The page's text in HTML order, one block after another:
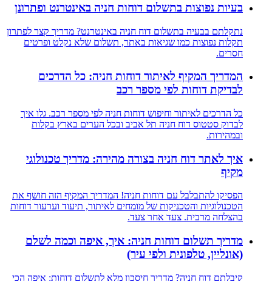
בעיות נפוצות בתשלום דוחות חניה באינטרנט ופתרונן
נתקלתם בבעיה בתשלום דוח חניה באינטרנט? מדריך קצר לפתרון
תקלות נפוצות כמו שגיאות באתר, תשלום שלא נקלט ופרטים
חסרים.
המדריך המקיף לאיתור דוחות חניה: כל הדרכים
לבדיקת דוחות לפי מספר רכב
כל הדרכים לאיתור וחיפוש דוחות חניה לפי מספר רכב. גלו איך
לבדוק סטטוס דוח חניה תל אביב ובכל הערים בארץ בקלות
ובמהירות.
איך לאתר דוח חניה בצורה מהירה: מדריך טכנולוגי
מקיף
הפסיקו להתבלבל עם דוחות חניה! המדריך המקיף הזה חושף את
הטכנולוגיות והטכניקות של מומחים לאיתור, תיעוד וערעור דוחות
בהצלחה מרבית. צעד אחר צעד.
מדריך תשלום דוחות חניה: איך, איפה וכמה לשלם
(אונליין, טלפונית ולפי עיר)
קיבלתם דוח חניה? מדריך חיסכון מלא לתשלום דוחות: איפה הכי